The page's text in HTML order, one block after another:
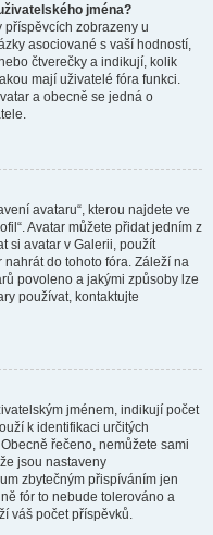
jména?
příspěvcích zobrazeny u
asociované s vaší hodností,
čtverečky a indikují, kolik
mají uživatelé fóra funkci.
a obecně se jedná o
avataru“, kterou najdete ve
Avatar můžete přidat jedním z
si avatar v Galerii, použít
do tohoto fóra. Záleží na
povoleno a jakými způsoby lze
používat, kontaktujte
jménem, indikují počet
k identifikaci určitých
řečeno, nemůžete sami
jsou nastaveny
zbytečným přispíváním jen
fór to nebude tolerováno a
váš počet příspěvků.